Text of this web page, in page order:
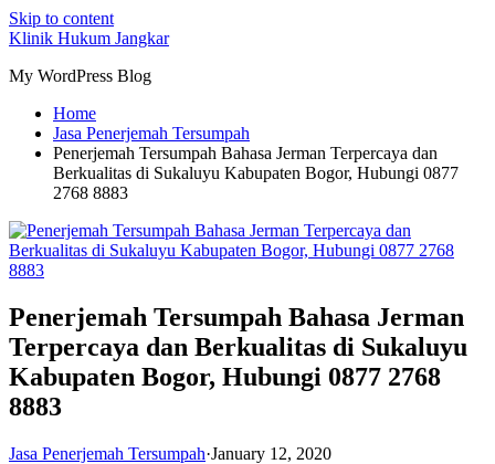
Skip to content
Klinik Hukum Jangkar
My WordPress Blog
Home
Jasa Penerjemah Tersumpah
Penerjemah Tersumpah Bahasa Jerman Terpercaya dan
Berkualitas di Sukaluyu Kabupaten Bogor, Hubungi 0877
2768 8883
Penerjemah Tersumpah Bahasa Jerman
Terpercaya dan Berkualitas di Sukaluyu
Kabupaten Bogor, Hubungi 0877 2768
8883
Jasa Penerjemah Tersumpah·January 12, 2020